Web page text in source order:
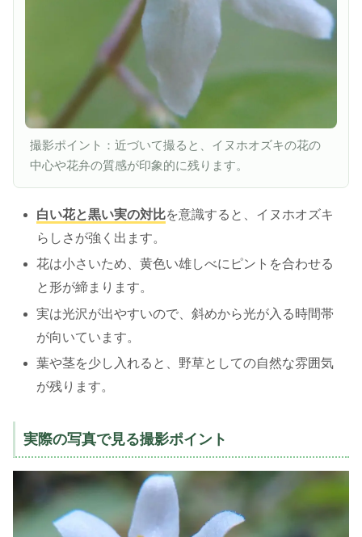
撮影ポイント：近づいて撮ると、イヌホオズキの花の
中心や花弁の質感が印象的に残ります。
白い花と黒い実の対比を意識すると、イヌホオズキ
らしさが強く出ます。
花は小さいため、黄色い雄しべにピントを合わせる
と形が締まります。
実は光沢が出やすいので、斜めから光が入る時間帯
が向いています。
葉や茎を少し入れると、野草としての自然な雰囲気
が残ります。
実際の写真で見る撮影ポイント